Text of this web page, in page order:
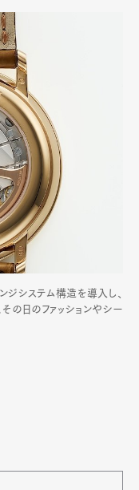
ジシステム構造を導入し、
の日のファッションやシー